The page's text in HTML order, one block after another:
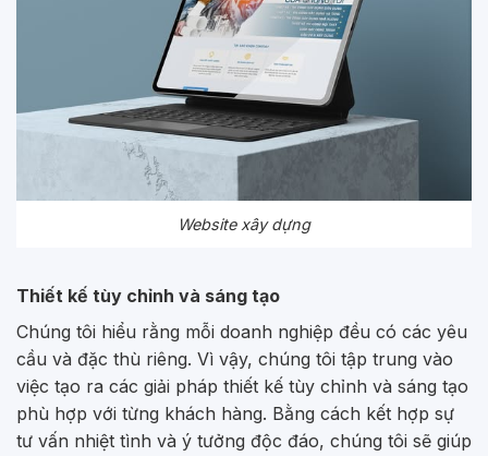
Website xây dựng
Thiết kế tùy chỉnh và sáng tạo
Chúng tôi hiểu rằng mỗi doanh nghiệp đều có các yêu
cầu và đặc thù riêng. Vì vậy, chúng tôi tập trung vào
việc tạo ra các giải pháp thiết kế tùy chỉnh và sáng tạo
phù hợp với từng khách hàng. Bằng cách kết hợp sự
tư vấn nhiệt tình và ý tưởng độc đáo, chúng tôi sẽ giúp